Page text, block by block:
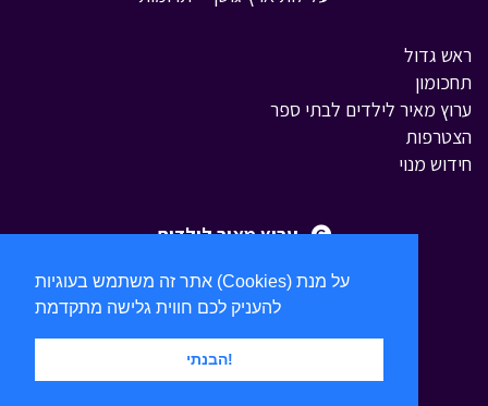
אתר זה משתמש בעוגיות (Cookies) על מנת
הבנתי!
ראש גדול
תחכומון
ערוץ מאיר לילדים לבתי ספר
הצטרפות
חידוש מנוי
ערוץ מאיר לילדים